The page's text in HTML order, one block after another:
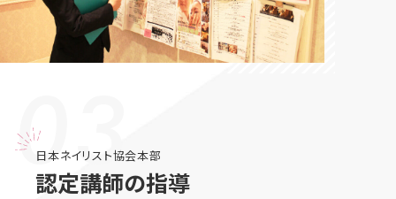
03.
日本ネイリスト協会本部
認定講師の指導